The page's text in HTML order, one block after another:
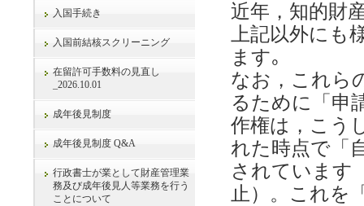
近年，知的財
上記以外にも
ます｡
なお，これら
るために「申
作権は，こう
れた時点で「
されています
止）。これを
入国手続き
入国前結核スクリーニング
在留許可手数料の見直し
_2026.10.01
成年後見制度
成年後見制度 Q&A
行政書士が業として財産管理業
務及び成年後見人等業務を行う
ことについて